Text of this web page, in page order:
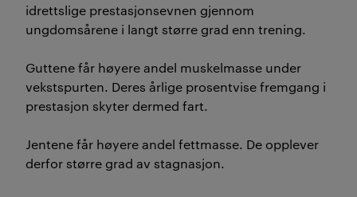
idrettslige prestasjonsevnen gjennom
ungdomsårene i langt større grad enn trening.
Guttene får høyere andel muskelmasse under
vekstspurten. Deres årlige prosentvise fremgang i
prestasjon skyter dermed fart.
Jentene får høyere andel fettmasse. De opplever
derfor større grad av stagnasjon.